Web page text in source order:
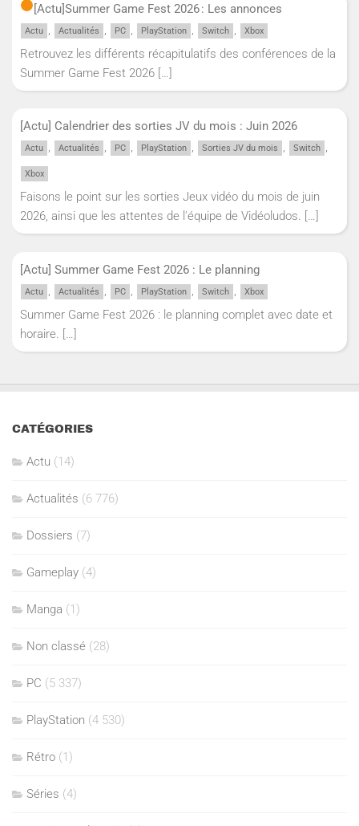
[Actu]Summer Game Fest 2026 : Les annonces
Actu , Actualités , PC , PlayStation , Switch , Xbox
Retrouvez les différents récapitulatifs des conférences de la
Summer Game Fest 2026 […]
[Actu] Calendrier des sorties JV du mois : Juin 2026
Actu , Actualités , PC , PlayStation , Sorties JV du mois , Switch ,
Xbox
Faisons le point sur les sorties Jeux vidéo du mois de juin
2026, ainsi que les attentes de l'équipe de Vidéoludos. […]
[Actu] Summer Game Fest 2026 : Le planning
Actu , Actualités , PC , PlayStation , Switch , Xbox
Summer Game Fest 2026 : le planning complet avec date et
horaire. […]
CATÉGORIES
Actu (14)
Actualités (6 776)
Dossiers (7)
Gameplay (4)
Manga (1)
Non classé (28)
PC (5 337)
PlayStation (4 530)
Rétro (1)
Séries (4)